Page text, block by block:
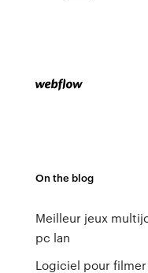
On the blog
Meilleur jeux
pc lan
Logiciel pour filmer